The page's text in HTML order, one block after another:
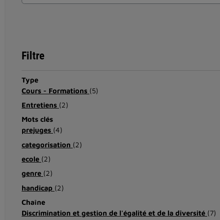
Filtre
Type
Cours - Formations (5)
Entretiens (2)
Mots clés
prejuges (4)
categorisation (2)
ecole (2)
genre (2)
handicap (2)
Chaîne
Discrimination et gestion de l'égalité et de la diversité (7)